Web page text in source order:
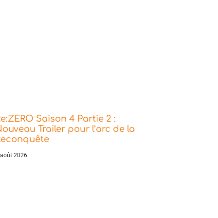
Saison 4 Partie 2 :
Trailer pour l’arc de la
2026